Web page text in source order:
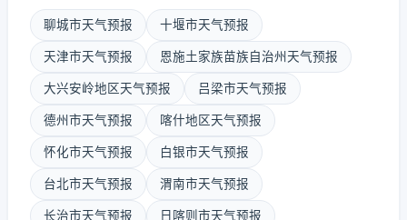
聊城市天气预报 十堰市天气预报
天津市天气预报 恩施土家族苗族自治州天气预报
大兴安岭地区天气预报 吕梁市天气预报
德州市天气预报 喀什地区天气预报
怀化市天气预报 白银市天气预报
台北市天气预报 渭南市天气预报
长治市天气预报 日喀则市天气预报